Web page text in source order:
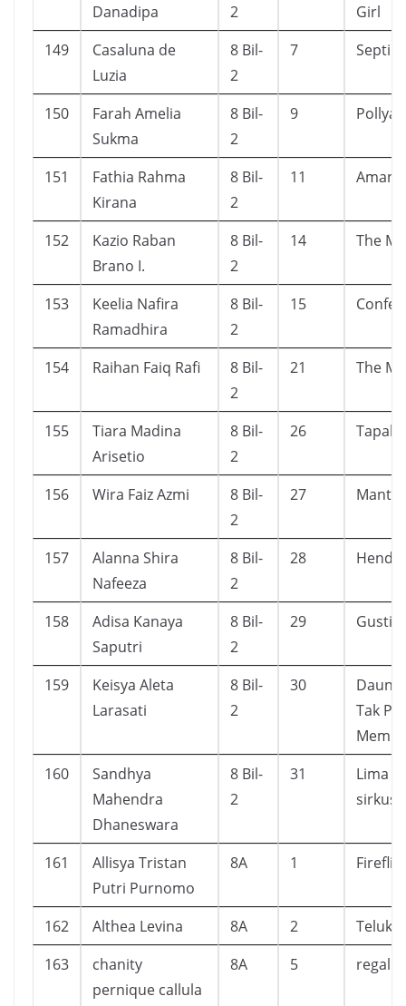
Danadipa
2
Girl
149
Casaluna de
Luzia
8 Bil-
2
7
150
Farah Amelia
Sukma
8 Bil-
2
9
151
Fathia Rahma
Kirana
8 Bil-
2
11
152
Kazio Raban
Brano I.
8 Bil-
2
14 The
153
Keelia Nafira
Ramadhira
8 Bil-
2
15
154 Raihan Faiq Rafi
8 Bil-
2
21 The
155
Tiara Madina
Arisetio
8 Bil-
2
26 Tapak
156 Wira Faiz Azmi
8 Bil-
2
27
157
Alanna Shira
Nafeeza
8 Bil-
2
28
158
Adisa Kanaya
Saputri
8 Bil-
2
29 Gustira
159
Keisya Aleta
Larasati
8 Bil-
2
30
Daun
Tak
160
Sandhya
Mahendra
Dhaneswara
8 Bil-
2
31
Lima
sirkus
161
Allisya Tristan
Putri Purnomo
8A 1
162 Althea Levina 8A 2
Teluk
163
chanity
pernique callula
8A 5 regal